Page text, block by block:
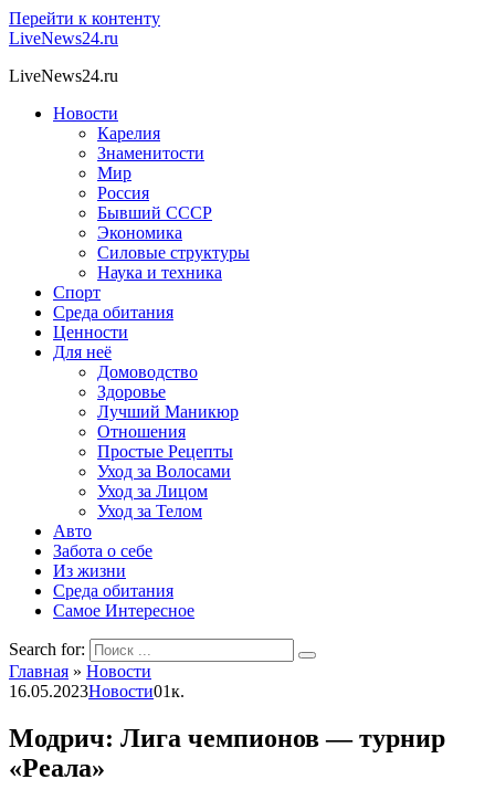
Перейти к контенту
LiveNews24.ru
LiveNews24.ru
Новости
Карелия
Знаменитости
Мир
Россия
Бывший СССР
Экономика
Силовые структуры
Наука и техника
Спорт
Среда обитания
Ценности
Для неё
Домоводство
Здоровье
Лучший Маникюр
Отношения
Простые Рецепты
Уход за Волосами
Уход за Лицом
Уход за Телом
Авто
Забота о себе
Из жизни
Среда обитания
Самое Интересное
Search for:
Главная » Новости
16.05.2023Новости01к.
Модрич: Лига чемпионов — турнир
«Реала»